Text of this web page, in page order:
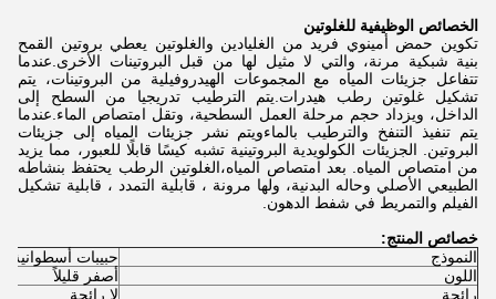
الخصائص الوظيفية للغلوتين
تكوين حمض أمينوي فريد من الغليادين والغلوتين يعطي بروتين القمح
بنية شبكية مرنة، والتي لا مثيل لها من قبل البروتينات الأخرى.عندما
تتفاعل جزيئات المياه مع المجموعات الهيدروفيلية من البروتينات، يتم
تشكيل غلوتين رطب هيدرات.يتم الترطيب تدريجيا من السطح إلى
الداخل، ويزداد حجم مرحلة العمل السطحية، وتقل امتصاص الماء.عندما
يتم تنفيذ التنفخ والترطيب بالماءويتم نشر جزيئات المياه إلى جزيئات
البروتين. الجزيئات الكولويدية البروتينية تشبه كيسًا قابلًا للعبور، مما يزيد
من امتصاص المياه. بعد امتصاص المياه،الغلوتين الرطب يحتفظ بنشاطه
الطبيعي الأصلي وحاله البدنية، ولها مرونة ، قابلية التمدد ، قابلية تشكيل
الفيلم والتمريط في شفط الدهون.
خصائص المنتج:
النموذج
حبيبات أسطوانية
اللون
أصفر قليلاً
رائحة
لا رائحة